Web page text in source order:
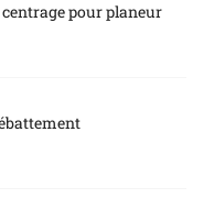
pour planeur